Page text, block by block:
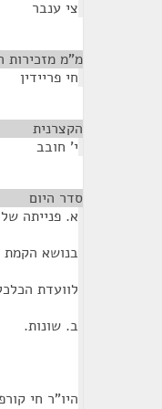
צי ענבר
מ"מ מזכירות
חי פריידין
הקצרנית
י' חובב
סדר היום
א. פנייתה
בנושא הקמת
לוועדת
ב. שונות.
היו"ר חי